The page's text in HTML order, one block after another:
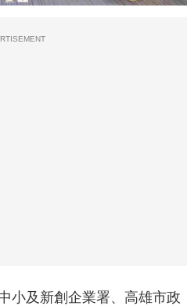
小及新創企業署、高雄市政